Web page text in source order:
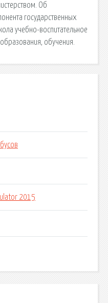
Об
государственных
учебно-воспитательное
обучения.
2015